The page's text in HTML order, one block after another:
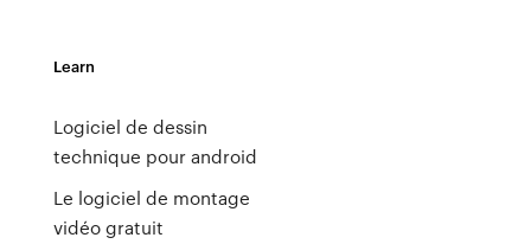
Learn
Logiciel de dessin
technique pour android
Le logiciel de montage
vidéo gratuit